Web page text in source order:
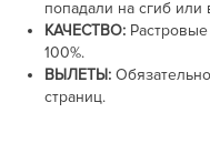
попадали на сгиб или
КАЧЕСТВО:
100%.
ВЫЛЕТЫ:
страниц.